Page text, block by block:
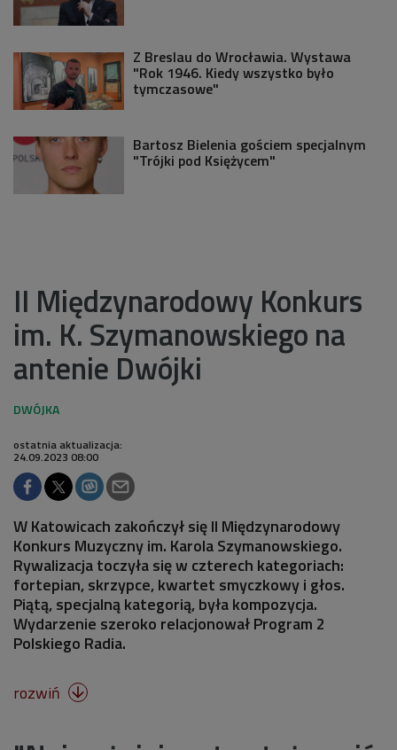
Z Breslau do Wrocławia. Wystawa
"Rok 1946. Kiedy wszystko było
tymczasowe"
Bartosz Bielenia gościem specjalnym
"Trójki pod Księżycem"
II Międzynarodowy Konkurs
im. K. Szymanowskiego na
antenie Dwójki
ostatnia aktualizacja:
24.09.2023 08:00
W Katowicach zakończył się II Międzynarodowy
Konkurs Muzyczny im. Karola Szymanowskiego.
Rywalizacja toczyła się w czterech kategoriach:
fortepian, skrzypce, kwartet smyczkowy i głos.
Piątą, specjalną kategorią, była kompozycja.
Wydarzenie szeroko relacjonował Program 2
Polskiego Radia.
rozwiń 